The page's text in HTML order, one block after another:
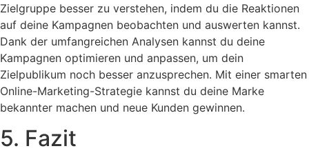
Zielgruppe besser zu verstehen, indem du die Reaktionen
auf deine Kampagnen beobachten und auswerten kannst.
Dank der umfangreichen Analysen kannst du deine
Kampagnen optimieren und anpassen, um dein
Zielpublikum noch besser anzusprechen. Mit einer smarten
Online-Marketing-Strategie kannst du deine Marke
bekannter machen und neue Kunden gewinnen.
5. Fazit